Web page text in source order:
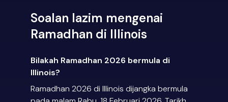
Soalan lazim mengenai
Ramadhan di Illinois
Bilakah Ramadhan 2026 bermula di
Illinois?
Ramadhan 2026 di Illinois dijangka bermula